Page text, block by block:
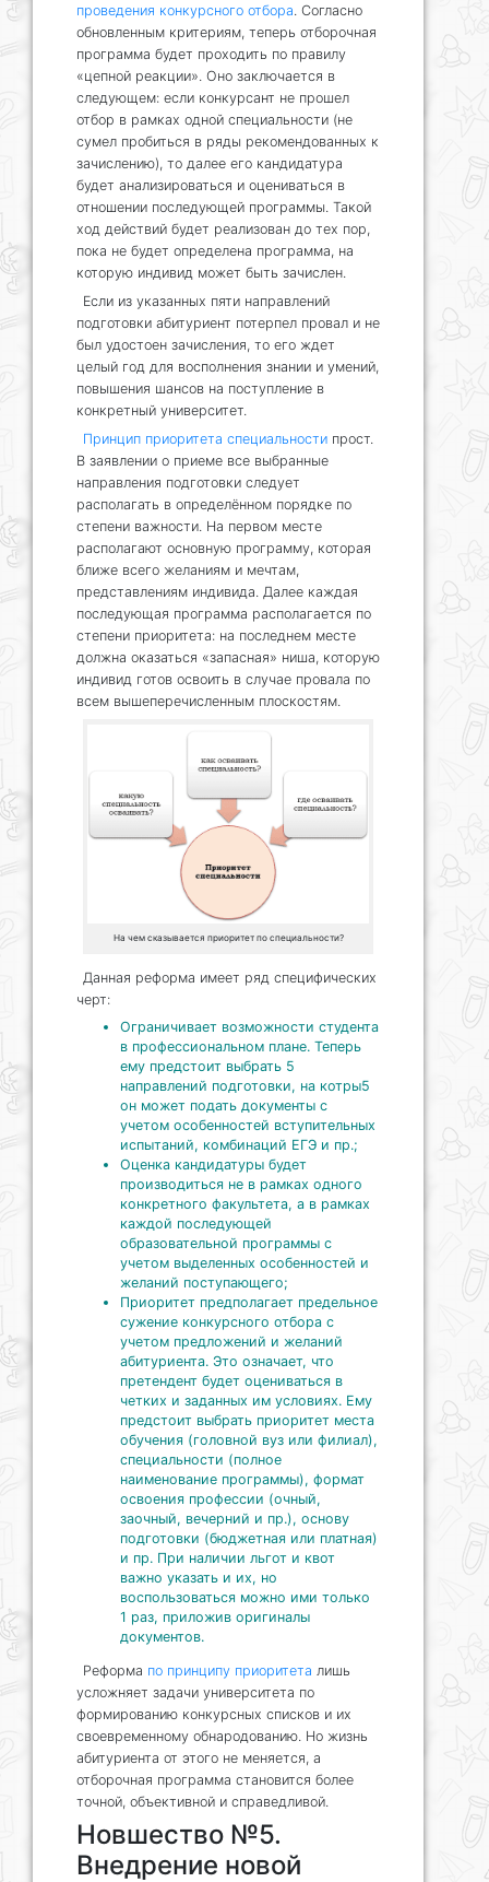
проведения конкурсного отбора. Согласно
обновленным критериям, теперь отборочная
программа будет проходить по правилу
«цепной реакции». Оно заключается в
следующем: если конкурсант не прошел
отбор в рамках одной специальности (не
сумел пробиться в ряды рекомендованных к
зачислению), то далее его кандидатура
будет анализироваться и оцениваться в
отношении последующей программы. Такой
ход действий будет реализован до тех пор,
пока не будет определена программа, на
которую индивид может быть зачислен.
Если из указанных пяти направлений
подготовки абитуриент потерпел провал и не
был удостоен зачисления, то его ждет
целый год для восполнения знании и умений,
повышения шансов на поступление в
конкретный университет.
Принцип приоритета специальности прост.
В заявлении о приеме все выбранные
направления подготовки следует
располагать в определённом порядке по
степени важности. На первом месте
располагают основную программу, которая
ближе всего желаниям и мечтам,
представлениям индивида. Далее каждая
последующая программа располагается по
степени приоритета: на последнем месте
должна оказаться «запасная» ниша, которую
индивид готов освоить в случае провала по
всем вышеперечисленным плоскостям.
На чем сказывается приоритет по специальности?
Данная реформа имеет ряд специфических
черт:
Ограничивает возможности студента
в профессиональном плане. Теперь
ему предстоит выбрать 5
направлений подготовки, на котры5
он может подать документы с
учетом особенностей вступительных
испытаний, комбинаций ЕГЭ и пр.;
Оценка кандидатуры будет
производиться не в рамках одного
конкретного факультета, а в рамках
каждой последующей
образовательной программы с
учетом выделенных особенностей и
желаний поступающего;
Приоритет предполагает предельное
сужение конкурсного отбора с
учетом предложений и желаний
абитуриента. Это означает, что
претендент будет оцениваться в
четких и заданных им условиях. Ему
предстоит выбрать приоритет места
обучения (головной вуз или филиал),
специальности (полное
наименование программы), формат
освоения профессии (очный,
заочный, вечерний и пр.), основу
подготовки (бюджетная или платная)
и пр. При наличии льгот и квот
важно указать и их, но
воспользоваться можно ими только
1 раз, приложив оригиналы
документов.
Реформа по принципу приоритета лишь
усложняет задачи университета по
формированию конкурсных списков и их
своевременному обнародованию. Но жизнь
абитуриента от этого не меняется, а
отборочная программа становится более
точной, объективной и справедливой.
Новшество №5.
Внедрение новой